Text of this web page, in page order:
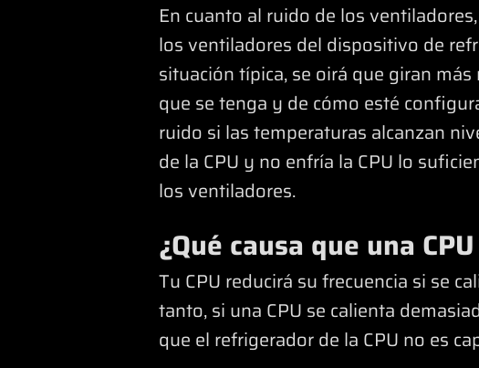
En cuanto al ruido de los
los ventiladores del dispositivo de
situación típica, se oirá que giran
que se tenga y de cómo esté
ruido si las temperaturas alcanzan
de la CPU y no enfría la CPU lo
los ventiladores.
¿Qué causa que una
Tu CPU reducirá su frecuencia si se
tanto, si una CPU se calienta
que el refrigerador de la CPU no es